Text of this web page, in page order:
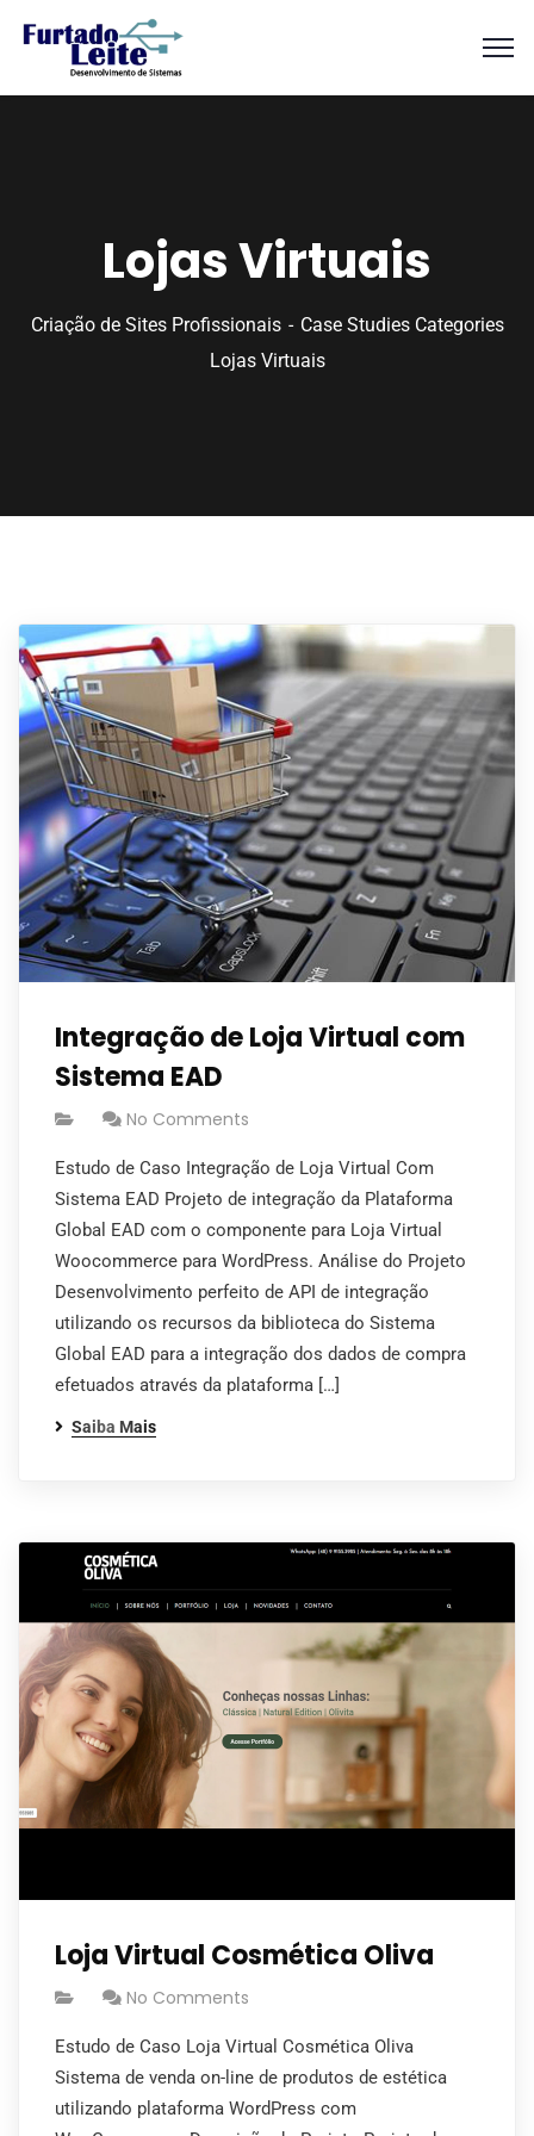
Lojas Virtuais
Criação de Sites Profissionais
Case Studies Categories
Lojas Virtuais
Integração de Loja Virtual com
Sistema EAD
No Comments
Estudo de Caso Integração de Loja Virtual Com
Sistema EAD Projeto de integração da Plataforma
Global EAD com o componente para Loja Virtual
Woocommerce para WordPress. Análise do Projeto
Desenvolvimento perfeito de API de integração
utilizando os recursos da biblioteca do Sistema
Global EAD para a integração dos dados de compra
efetuados através da plataforma […]
Saiba Mais
Loja Virtual Cosmética Oliva
No Comments
Estudo de Caso Loja Virtual Cosmética Oliva
Sistema de venda on-line de produtos de estética
utilizando plataforma WordPress com